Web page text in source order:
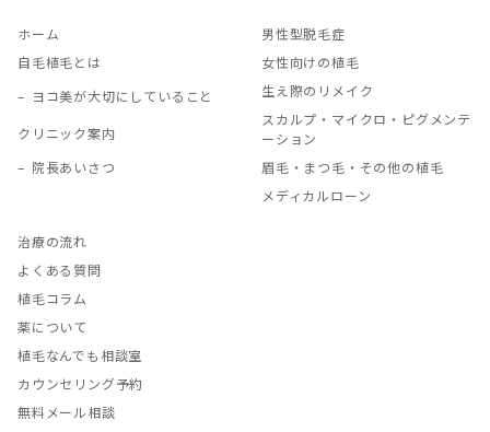
ホーム
自毛植毛とは
ヨコ美が大切にしていること
クリニック案内
院長あいさつ
男性型脱毛症
女性向けの植毛
生え際のリメイク
スカルプ・マイクロ・ピグメンテ
ーション
眉毛・まつ毛・その他の植毛
メディカルローン
治療の流れ
よくある質問
植毛コラム
薬について
植毛なんでも相談室
カウンセリング予約
無料メール相談